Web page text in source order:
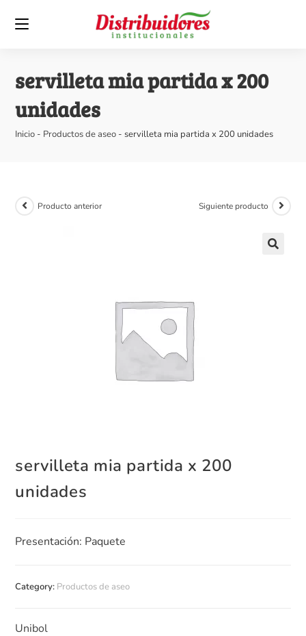
servilleta mia partida x 200
unidades
Inicio - Productos de aseo -servilleta mia partida x 200 unidades
Producto anterior Siguiente producto
servilleta mia partida x 200
unidades
Presentación: Paquete
Category: Productos de aseo
Unibol